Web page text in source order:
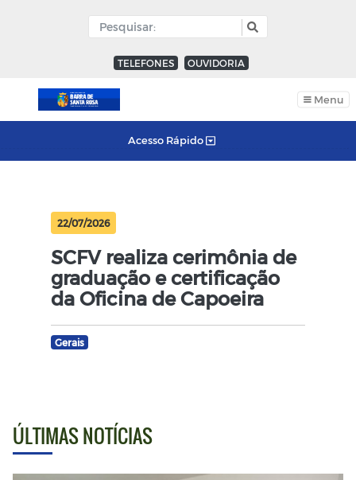
TELEFONES OUVIDORIA
Menu
Acesso Rápido
22/07/2026
SCFV realiza cerimônia de
graduação e certificação
da Oficina de Capoeira
Gerais
ÚLTIMAS NOTÍCIAS